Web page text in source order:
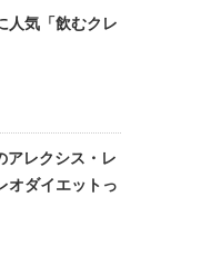
人気「飲むクレ
アレクシス・レ
オダイエットっ